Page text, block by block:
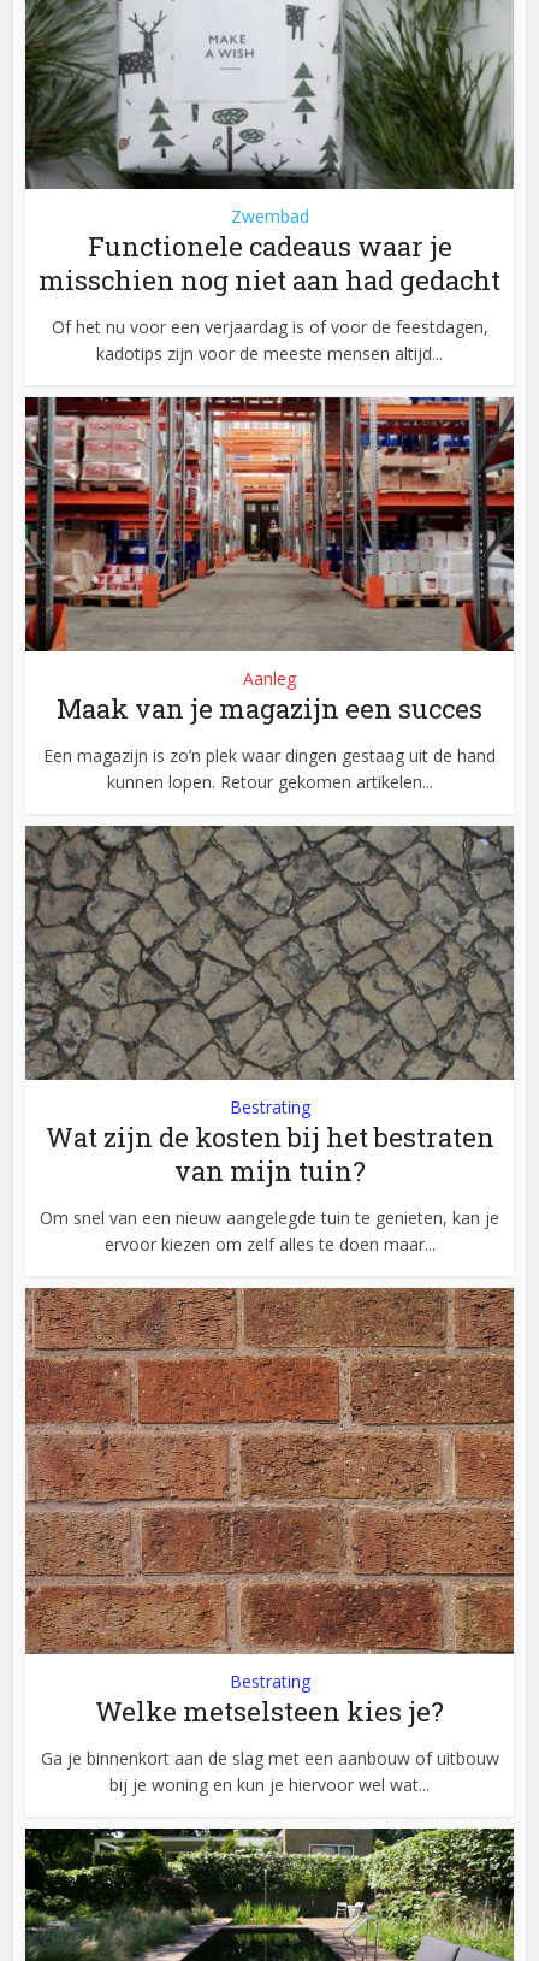
Zwembad
Functionele cadeaus waar je
misschien nog niet aan had gedacht
Of het nu voor een verjaardag is of voor de feestdagen,
kadotips zijn voor de meeste mensen altijd...
Aanleg
Maak van je magazijn een succes
Een magazijn is zo’n plek waar dingen gestaag uit de hand
kunnen lopen. Retour gekomen artikelen...
Bestrating
Wat zijn de kosten bij het bestraten
van mijn tuin?
Om snel van een nieuw aangelegde tuin te genieten, kan je
ervoor kiezen om zelf alles te doen maar...
Bestrating
Welke metselsteen kies je?
Ga je binnenkort aan de slag met een aanbouw of uitbouw
bij je woning en kun je hiervoor wel wat...